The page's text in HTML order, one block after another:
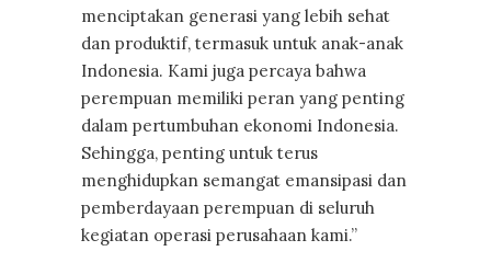
menciptakan generasi yang lebih sehat
dan produktif, termasuk untuk anak-anak
Indonesia. Kami juga percaya bahwa
perempuan memiliki peran yang penting
dalam pertumbuhan ekonomi Indonesia.
Sehingga, penting untuk terus
menghidupkan semangat emansipasi dan
pemberdayaan perempuan di seluruh
kegiatan operasi perusahaan kami.”